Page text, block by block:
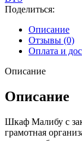
Поделиться:
Описание
Отзывы (0)
Оплата и
Описание
Описание
Шкаф Малибу с
грамотная